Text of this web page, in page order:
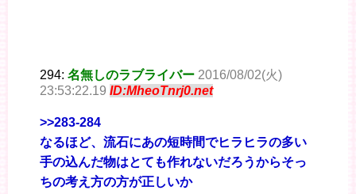
294: 名無しのラブライバー 2016/08/02(火)
23:53:22.19 ID:MheoTnrj0.net
>>283-284
なるほど、流石にあの短時間でヒラヒラの多い
手の込んだ物はとても作れないだろうからそっ
ちの考え方の方が正しいか